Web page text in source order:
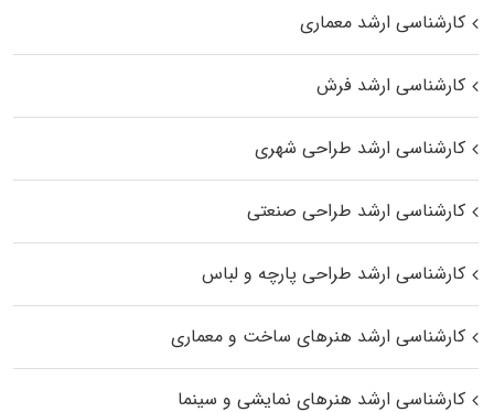
کارشناسی ارشد معماری
کارشناسی ارشد فرش
کارشناسی ارشد طراحی شهری
کارشناسی ارشد طراحی صنعتی
کارشناسی ارشد طراحی پارچه و لباس
کارشناسی ارشد هنرهای ساخت و معماری
کارشناسی ارشد هنرهای نمایشی و سینما